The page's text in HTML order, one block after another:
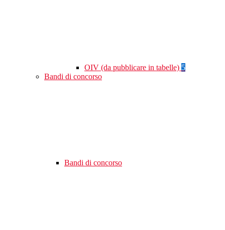
OIV (da pubblicare in tabelle) 5
Bandi di concorso
Bandi di concorso